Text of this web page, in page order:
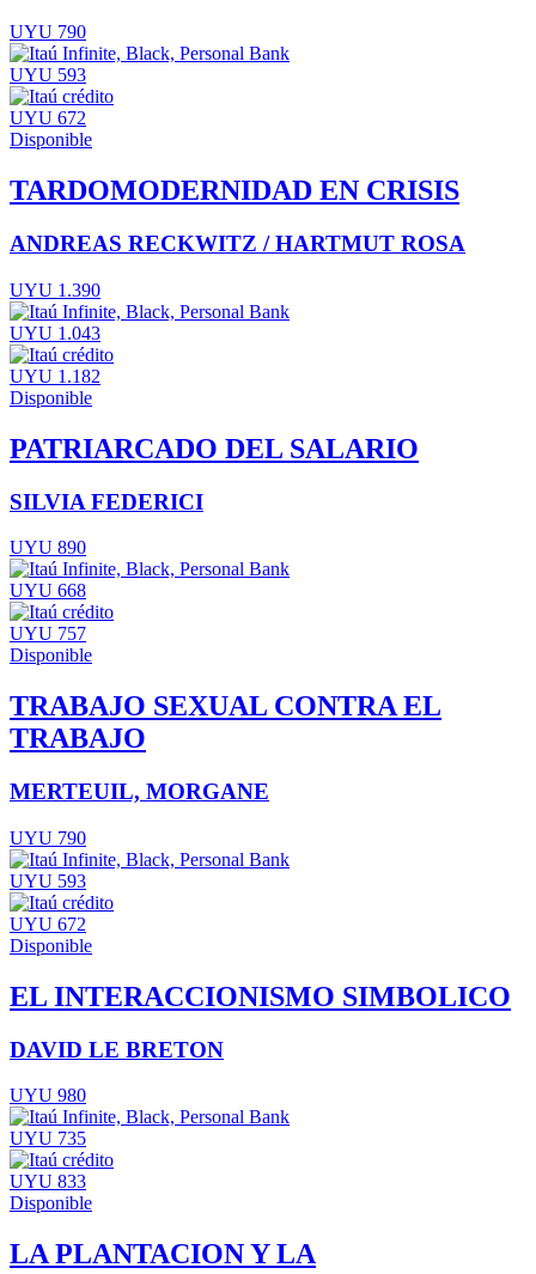
UYU 790
UYU 593
UYU 672
Disponible
TARDOMODERNIDAD EN CRISIS
ANDREAS RECKWITZ / HARTMUT ROSA
UYU 1.390
UYU 1.043
UYU 1.182
Disponible
PATRIARCADO DEL SALARIO
SILVIA FEDERICI
UYU 890
UYU 668
UYU 757
Disponible
TRABAJO SEXUAL CONTRA EL
TRABAJO
MERTEUIL, MORGANE
UYU 790
UYU 593
UYU 672
Disponible
EL INTERACCIONISMO SIMBOLICO
DAVID LE BRETON
UYU 980
UYU 735
UYU 833
Disponible
LA PLANTACION Y LA